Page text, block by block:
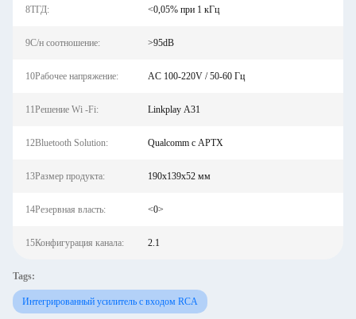
8ТГД: <0,05% при 1 кГц
9С/н соотношение: >95dB
10Рабочее напряжение: AC 100-220V / 50-60 Гц
11Решение Wi -Fi: Linkplay А31
12Bluetooth Solution: Qualcomm с APTX
13Размер продукта: 190x139x52 мм
14Резервная власть: <0>
15Конфигурация канала: 2.1
Tags:
Интегрированный усилитель с входом RCA